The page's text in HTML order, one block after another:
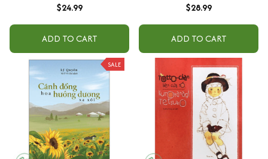
$24.99
ADD TO CART
$28.99
ADD TO CART
SALE